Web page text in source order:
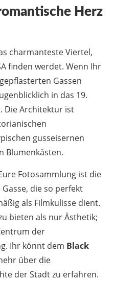
Herz
charmanteste Viertel,
finden werdet. Wenn Ihr
Gassen
in das 19.
Die Architektur ist
gusseisernen
Blumenkästen.
Fotosammlung ist die
die so perfekt
als Filmkulisse dient.
bieten als nur Ästhetik;
der
Ihr könnt dem Black
über die
der Stadt zu erfahren.